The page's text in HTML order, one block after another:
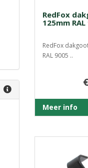
RedFox
125mm RAL
RedFox
RAL 9005 ..
Meer info